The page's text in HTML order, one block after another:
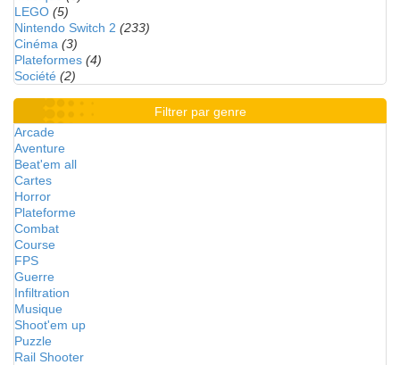
LEGO (5)
Nintendo Switch 2 (233)
Cinéma (3)
Plateformes (4)
Société (2)
Filtrer par genre
Arcade
Aventure
Beat'em all
Cartes
Horror
Plateforme
Combat
Course
FPS
Guerre
Infiltration
Musique
Shoot'em up
Puzzle
Rail Shooter